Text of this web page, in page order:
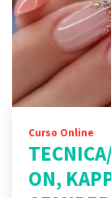
Curso Online
ON,